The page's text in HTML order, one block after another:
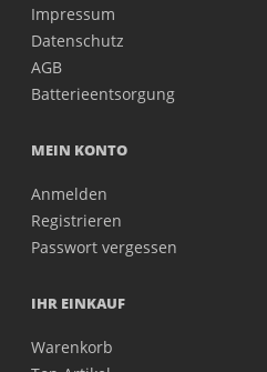
Impressum
Datenschutz
AGB
Batterieentsorgung
MEIN KONTO
Anmelden
Registrieren
Passwort vergessen
IHR EINKAUF
Warenkorb